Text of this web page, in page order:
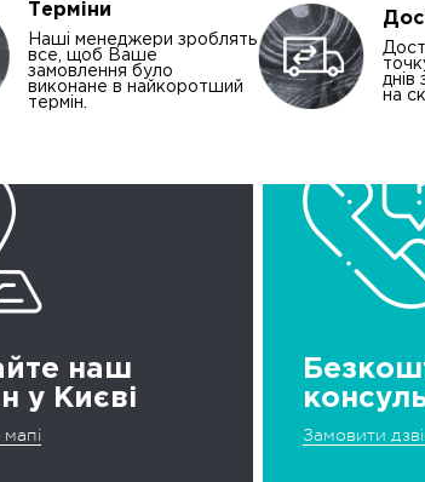
Терміни
Наші менеджери зроблять
все, щоб Ваше
замовлення було
виконане в найкоротший
термін.
днів
на
наш
у Києві
Замовити